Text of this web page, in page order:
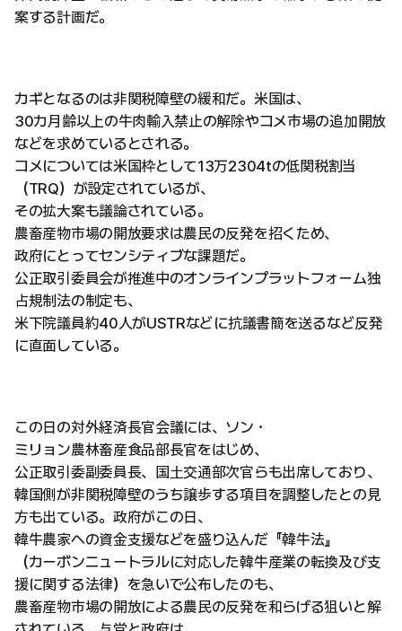
案する計画だ。
カギとなるのは非関税障壁の緩和だ。米国は、
30カ月齢以上の牛肉輸入禁止の解除やコメ市場の追加開放
などを求めているとされる。
コメについては米国枠として13万2304tの低関税割当
（TRQ）が設定されているが、
その拡大案も議論されている。
農畜産物市場の開放要求は農民の反発を招くため、
政府にとってセンシティブな課題だ。
公正取引委員会が推進中のオンラインプラットフォーム独
占規制法の制定も、
米下院議員約40人がUSTRなどに抗議書簡を送るなど反発
に直面している。
この日の対外経済長官会議には、ソン・
ミリョン農林畜産食品部長官をはじめ、
公正取引委副委員長、国土交通部次官らも出席しており、
韓国側が非関税障壁のうち譲歩する項目を調整したとの見
方も出ている。政府がこの日、
韓牛農家への資金支援などを盛り込んだ『韓牛法』
（カーボンニュートラルに対応した韓牛産業の転換及び支
援に関する法律）を急いで公布したのも、
農畜産物市場の開放による農民の反発を和らげる狙いと解